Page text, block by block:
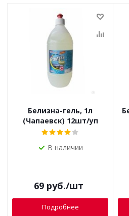
Белизна-гель, 1л
(Чапаевск) 12шт/уп
В наличии
69руб./шт
Подробнее